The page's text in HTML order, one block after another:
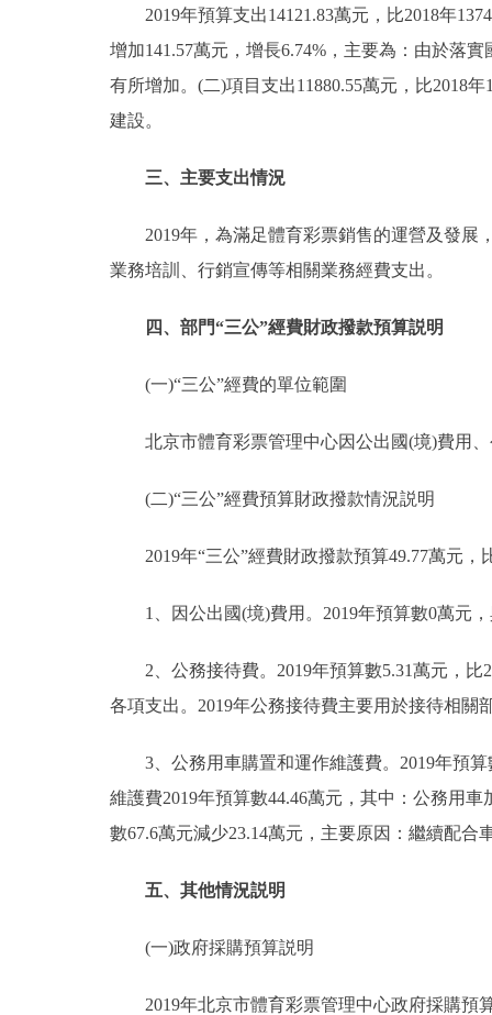
2019年預算支出14121.83萬元，比2018年
增加141.57萬元，增長6.74%，主要為：由於落
有所增加。(二)項目支出11880.55萬元，比2018
建設。
三、主要支出情況
2019年，為滿足體育彩票銷售的運營及發展
業務培訓、行銷宣傳等相關業務經費支出。
四、部門“三公”經費財政撥款預算説明
(一)“三公”經費的單位範圍
北京市體育彩票管理中心因公出國(境)費用、
(二)“三公”經費預算財政撥款情況説明
2019年“三公”經費財政撥款預算49.77萬元，
1、因公出國(境)費用。2019年預算數0萬元，
2、公務接待費。2019年預算數5.31萬元，比
各項支出。2019年公務接待費主要用於接待相關
3、公務用車購置和運作維護費。2019年預算
維護費2019年預算數44.46萬元，其中：公務用
數67.6萬元減少23.14萬元，主要原因：繼續配
五、其他情況説明
(一)政府採購預算説明
2019年北京市體育彩票管理中心政府採購預算